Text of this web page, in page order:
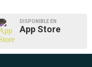
DISPONIBLE EN
App Store